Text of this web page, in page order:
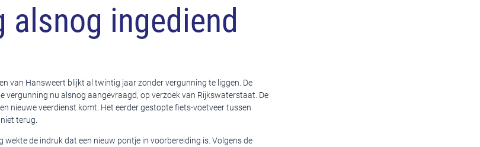
alsnog ingediend
van Hansweert blijkt al twintig jaar zonder vergunning te liggen. De
vergunning nu alsnog aangevraagd, op verzoek van Rijkswaterstaat. De
nieuwe veerdienst komt. Het eerder gestopte fiets-voetveer tussen
terug.
wekte de indruk dat een nieuw pontje in voorbereiding is. Volgens de